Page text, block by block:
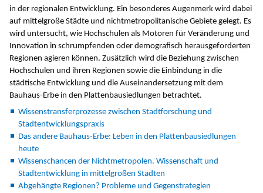
in der regionalen Entwicklung. Ein besonderes Augenmerk wird dabei
auf mittelgroße Städte und nichtmetropolitanische Gebiete gelegt. Es
wird untersucht, wie Hochschulen als Motoren für Veränderung und
Innovation in schrumpfenden oder demografisch herausgeforderten
Regionen agieren können. Zusätzlich wird die Beziehung zwischen
Hochschulen und ihren Regionen sowie die Einbindung in die
städtische Entwicklung und die Auseinandersetzung mit dem
Bauhaus-Erbe in den Plattenbausiedlungen betrachtet.
Wissenstransferprozesse zwischen Stadtforschung und
Stadtentwicklungspraxis
Das andere Bauhaus-Erbe: Leben in den Plattenbausiedlungen
heute
Wissenschancen der Nichtmetropolen. Wissenschaft und
Stadtentwicklung in mittelgroßen Städten
Abgehängte Regionen? Probleme und Gegenstrategien